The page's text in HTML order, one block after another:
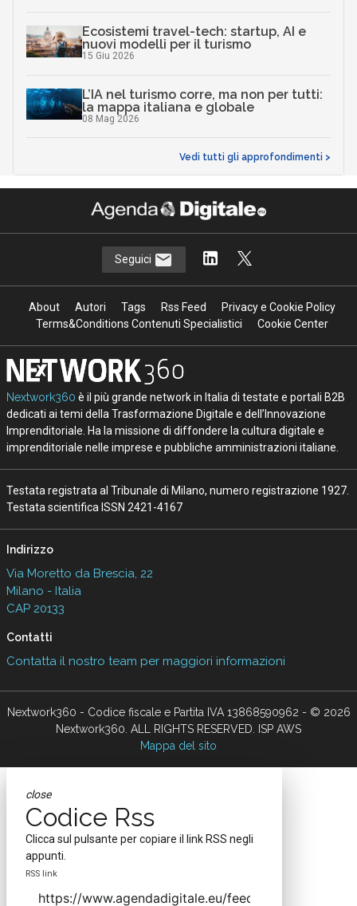
Ecosistemi travel-tech: startup, AI e
nuovi modelli per il turismo
15 Giu 2026
L’IA nel turismo corre, ma non per tutti:
la mappa italiana e globale
08 Mag 2026
Vedi tutti gli approfondimenti >
Seguici
About Autori Tags Rss Feed
Privacy e Cookie Policy
Terms&Conditions Contenuti Specialistici
Cookie Center
Nextwork360 è il più grande network in Italia di testate e portali B2B
dedicati ai temi della Trasformazione Digitale e dell’Innovazione
Imprenditoriale. Ha la missione di diffondere la cultura digitale e
imprenditoriale nelle imprese e pubbliche amministrazioni italiane.
Testata registrata al Tribunale di Milano, numero registrazione 1927.
Testata scientifica ISSN 2421-4167
Indirizzo
Via Moretto da Brescia, 22
Milano - Italia
CAP 20133
Contatti
Contatta il nostro team per maggiori informazioni
Nextwork360 - Codice fiscale e Partita IVA 13868590962 - © 2026
Nextwork360. ALL RIGHTS RESERVED. ISP AWS
Mappa del sito
close
Codice Rss
Clicca sul pulsante per copiare il link RSS negli
appunti.
RSS link